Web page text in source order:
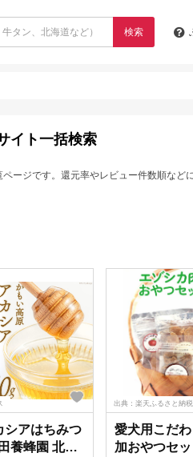
検索
イト一括検索
ージです。還元率やレビュー件数順な
シアはちみつ
養蜂園 北海
出典：楽天ふるさと納税
愛犬用こだ
加おやつセ